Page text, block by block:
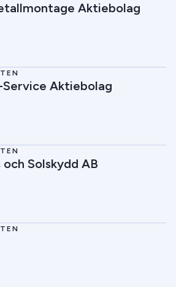
Aktiebolag
Service Aktiebolag
Solskydd AB